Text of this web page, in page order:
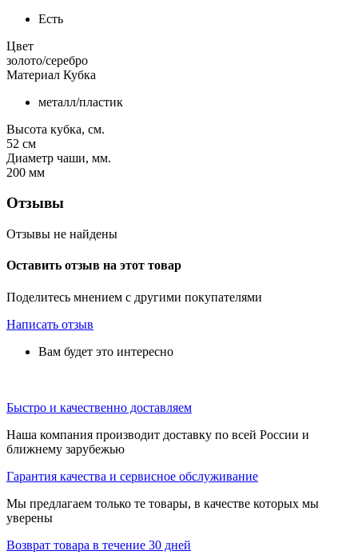
Есть
Цвет
золото/серебро
Материал Кубка
металл/пластик
Высота кубка, см.
52 см
Диаметр чаши, мм.
200 мм
Отзывы
Отзывы не найдены
Оставить отзыв на этот товар
Поделитесь мнением с другими покупателями
Написать отзыв
Вам будет это интересно
Быстро и качественно доставляем
Наша компания производит доставку по всей России и
ближнему зарубежью
Гарантия качества и сервисное обслуживание
Мы предлагаем только те товары, в качестве которых мы
уверены
Возврат товара в течение 30 дней